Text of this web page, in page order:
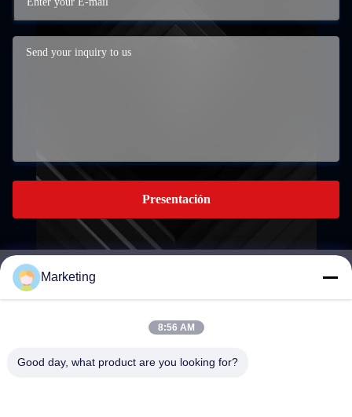
Presentación
marketing@hwashi.com
Marketing
8:56 AM
Good day, what product are you looking for?